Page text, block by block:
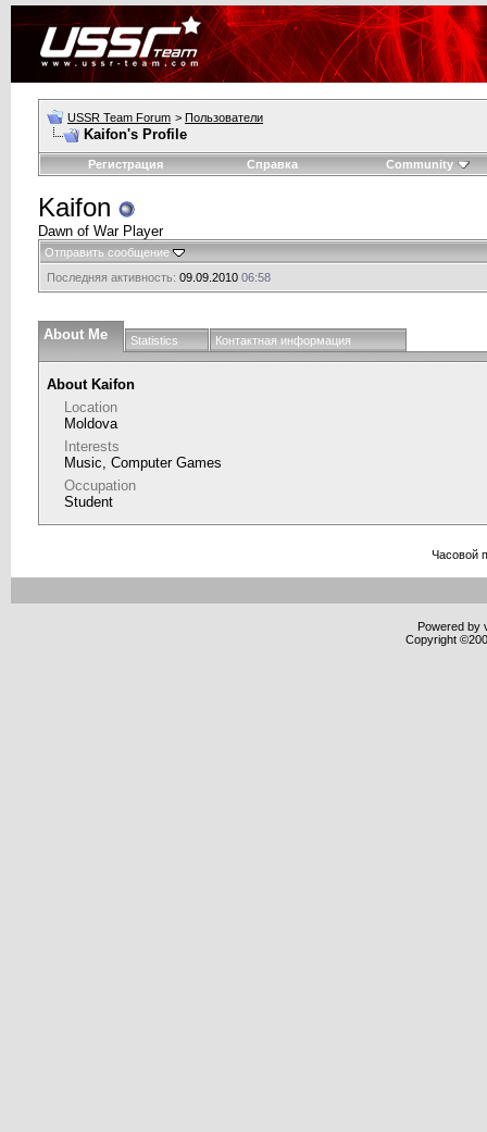
USSR Team Forum > Пользователи
Kaifon's Profile
Регистрация Справка Community
Kaifon
Dawn of War Player
Отправить сообщение
Последняя активность: 09.09.2010 06:58
About Me Statistics Контактная информация
About Kaifon
Location
Moldova
Interests
Music, Computer Games
Occupation
Student
Часовой
Powered by
Copyright